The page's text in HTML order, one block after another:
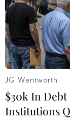
cũng đua
khuyến mãi
sản phẩm sử
điện năng là
biệt ưa
tìm mua điều
kiệm điện
JG Wentworth
$30k In
Institutions